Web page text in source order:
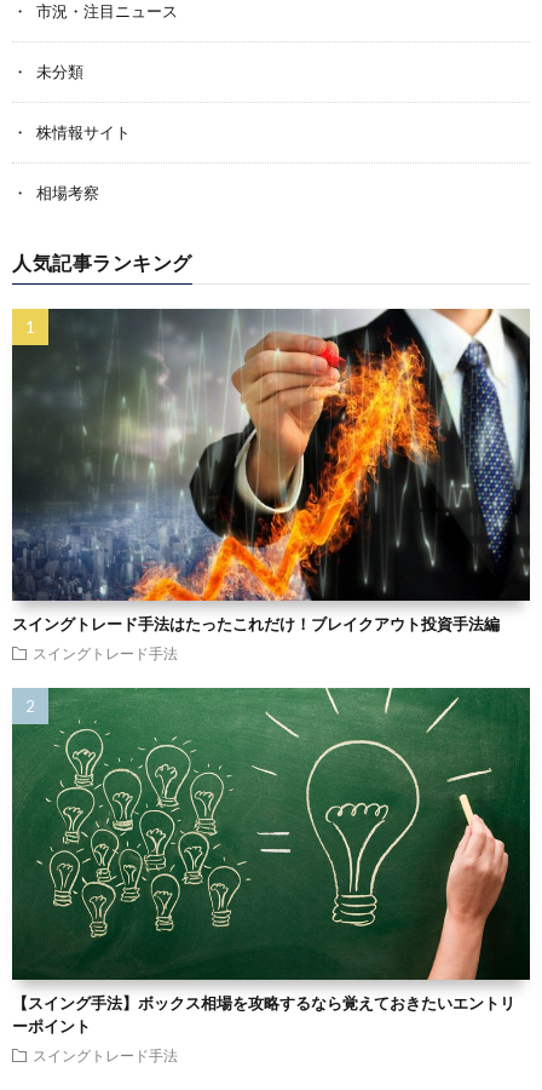
市況・注目ニュース
未分類
株情報サイト
相場考察
人気記事ランキング
スイングトレード手法はたったこれだけ！ブレイクアウト投資手法編
スイングトレード手法
【スイング手法】ボックス相場を攻略するなら覚えておきたいエントリ
ーポイント
スイングトレード手法